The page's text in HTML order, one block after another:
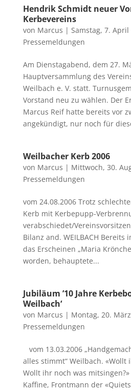
Hendrik Schmidt neuer
Kerbevereins
von Marcus | Samstag, 7. April
Pressemeldungen
Am Dienstagabend, dem 27.
Hauptversammlung des
Weilbach e. V. statt.
Vorstand neu zu wählen. Der
Marcus Reif hatte bereits vor
angekündigt, nur noch für
Weilbacher Kerb 2006
von Marcus | Mittwoch, 30.
Pressemeldungen
vom 24.08.2006 Trotz
Kerb mit Kerbepupp-
verabschiedet/
Bilanz and. WEILBACH Bereits
das Erscheinen „Maria
worden, behauptete...
Jubiläum ’10 Jahre
Weilbach‘
von Marcus | Montag, 20.
Pressemeldungen
vom 13.03.2006
alles stimmt“ Weilbach. «Wollt
Wollt ihr noch was mitsingen?»
Kaffine, Frontmann der